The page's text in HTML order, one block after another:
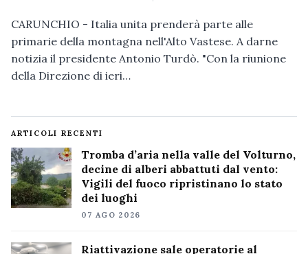
CARUNCHIO - Italia unita prenderà parte alle
primarie della montagna nell'Alto Vastese. A darne
notizia il presidente Antonio Turdò. "Con la riunione
della Direzione di ieri…
ARTICOLI RECENTI
Tromba d’aria nella valle del Volturno,
decine di alberi abbattuti dal vento:
Vigili del fuoco ripristinano lo stato
dei luoghi
07 AGO 2026
Riattivazione sale operatorie al